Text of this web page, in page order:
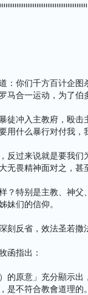
：你们千方百计企
马合一运动，为了
徒冲入主教府，殴
用什么暴行对付我，
反过来说就是要我
无畏精神面对之，甚
？特别是主教、神
妹们的信仰。
刻反省，效法圣若撒
函指出：
的原意」充分顯示
是不符合教會道理的